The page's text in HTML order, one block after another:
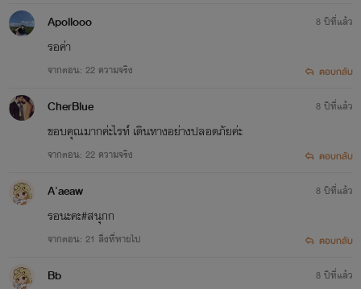
Apollooo
รอค่า
จากตอน: 22 ความจริง
8 ปีที่แล้ว
ตอบกลับ
CherBlue
ขอบคุณมากค่ะไรท์ เดินทางอย่างปลอดภัยค่ะ
จากตอน: 22 ความจริง
8 ปีที่แล้ว
ตอบกลับ
A'aeaw
รอนะคะ#สนุกก
จากตอน: 21 สิ่งที่หายไป
8 ปีที่แล้ว
ตอบกลับ
Bb 8 ปีที่แล้ว